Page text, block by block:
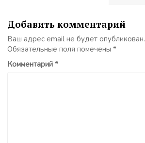
Добавить комментарий
Ваш адрес email не будет опубликован.
Обязательные поля помечены *
Комментарий *